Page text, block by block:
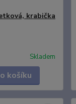
krabička
Skladem
košíku